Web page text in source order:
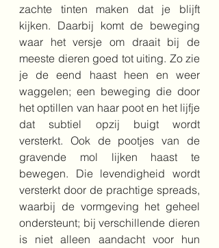
zachte tinten maken dat je blijft
kijken. Daarbij komt de beweging
waar het versje om draait bij de
meeste dieren goed tot uiting. Zo zie
je de eend haast heen en weer
waggelen; een beweging die door
het optillen van haar poot en het lijfje
dat subtiel opzij buigt wordt
versterkt. Ook de pootjes van de
gravende mol lijken haast te
bewegen. Die levendigheid wordt
versterkt door de prachtige spreads,
waarbij de vormgeving het geheel
ondersteunt; bij verschillende dieren
is niet alleen aandacht voor hun